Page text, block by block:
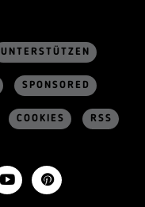
UNTERSTÜTZEN
SPONSORED
COOKIES RSS